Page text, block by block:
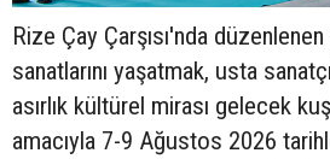
Rize Çay Çarşısı'nda
sanatlarını yaşatmak, usta
asırlık kültürel mirası gelecek
amacıyla 7-9 Ağustos 2026